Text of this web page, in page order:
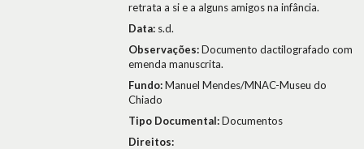
retrata a si e a alguns amigos na infância.
Data: s.d.
Observações:Documento dactilografado com
emenda manuscrita.
Fundo:Manuel Mendes/MNAC-Museu do
Chiado
Tipo Documental:Documentos
Direitos: